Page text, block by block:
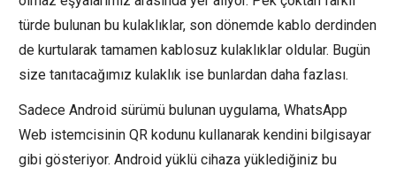
türde bulunan bu kulaklıklar, son dönemde kablo derdinden
de kurtularak tamamen kablosuz kulaklıklar oldular. Bugün
size tanıtacağımız kulaklık ise bunlardan daha fazlası.
Sadece Android sürümü bulunan uygulama, WhatsApp
Web istemcisinin QR kodunu kullanarak kendini bilgisayar
gibi gösteriyor. Android yüklü cihaza yüklediğiniz bu